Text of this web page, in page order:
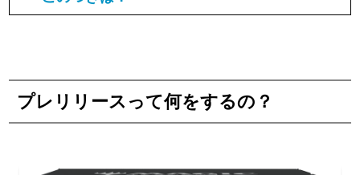
プレリリースって何をするの？